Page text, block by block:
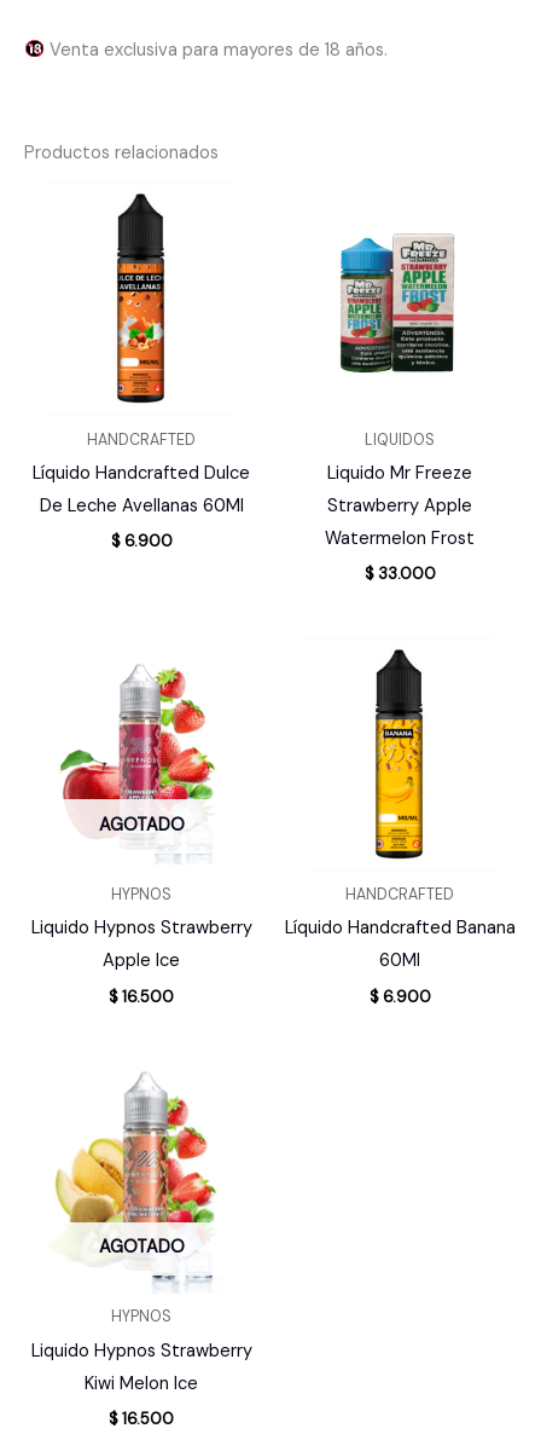
Venta exclusiva para mayores de 18 años.
Productos relacionados
HANDCRAFTED
Líquido Handcrafted Dulce
De Leche Avellanas 60Ml
$6.900
LIQUIDOS
Liquido Mr Freeze
Strawberry Apple
Watermelon Frost
$33.000
AGOTADO
HYPNOS
Liquido Hypnos Strawberry
Apple Ice
$16.500
HANDCRAFTED
Líquido Handcrafted Banana
60Ml
$6.900
AGOTADO
HYPNOS
Liquido Hypnos Strawberry
Kiwi Melon Ice
$16.500